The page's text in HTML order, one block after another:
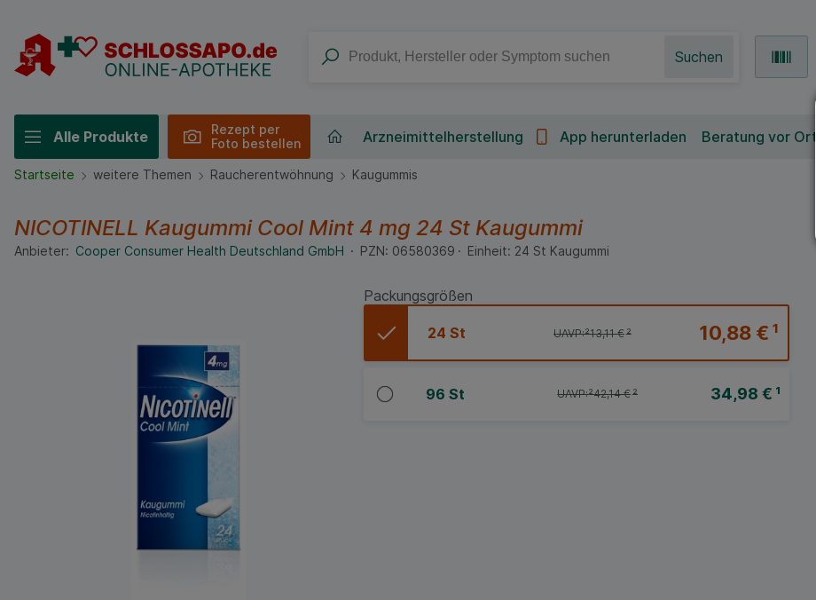
Suchen
Alle Produkte
Rezept per
Foto bestellen
Arzneimittelherstellung App herunterladen Beratung vor Ort
Startseite weitere Themen Raucherentwöhnung Kaugummis
NICOTINELL Kaugummi Cool Mint 4 mg 24 St Kaugummi
Anbieter: Cooper Consumer Health Deutschland GmbH PZN: 06580369 Einheit: 24 St Kaugummi
Packungsgrößen
24 St 10,88 €¹
UAVP:²13,11 €²
96 St 34,98 € ¹
UAVP:²42,14 €²